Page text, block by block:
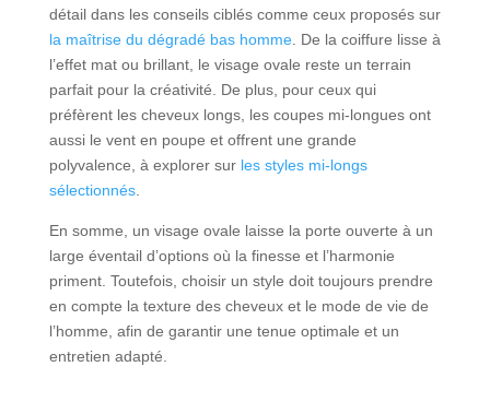
détail dans les conseils ciblés comme ceux proposés sur
la maîtrise du dégradé bas homme. De la coiffure lisse à
l’effet mat ou brillant, le visage ovale reste un terrain
parfait pour la créativité. De plus, pour ceux qui
préfèrent les cheveux longs, les coupes mi-longues ont
aussi le vent en poupe et offrent une grande
polyvalence, à explorer sur les styles mi-longs
sélectionnés.
En somme, un visage ovale laisse la porte ouverte à un
large éventail d’options où la finesse et l’harmonie
priment. Toutefois, choisir un style doit toujours prendre
en compte la texture des cheveux et le mode de vie de
l’homme, afin de garantir une tenue optimale et un
entretien adapté.